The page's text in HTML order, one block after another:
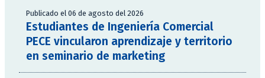
Publicado el 06 de agosto del 2026
Estudiantes de Ingeniería Comercial
PECE vincularon aprendizaje y territorio
en seminario de marketing